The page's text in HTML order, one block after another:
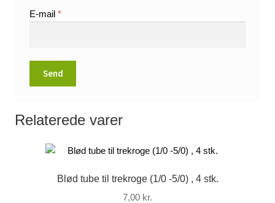
E-mail*
Relaterede varer
Blød tube til trekroge (1/0 -5/0) , 4 stk.
7,00 kr.